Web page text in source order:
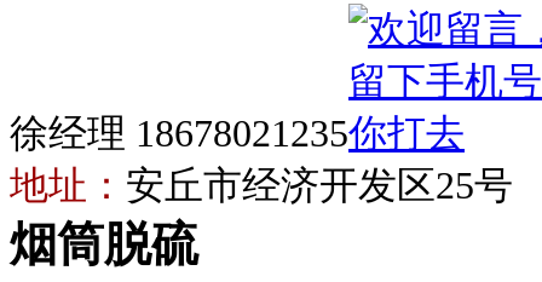
徐经理 18678021235
地址： 安丘市经济开发区25号
烟筒脱硫